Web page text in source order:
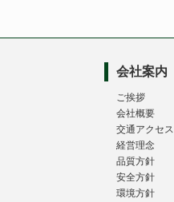
会社案内
ご挨拶
会社概要
交通アクセス
経営理念
品質方針
安全方針
環境方針